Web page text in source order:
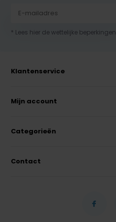
* Lees hier de wettelijke beperkingen
Klantenservice
Mijn account
Categorieën
Contact